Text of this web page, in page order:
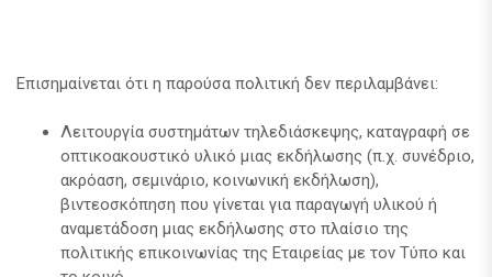
Επισημαίνεται ότι η παρούσα πολιτική δεν περιλαμβάνει:
Λειτουργία συστημάτων τηλεδιάσκεψης, καταγραφή σε
οπτικοακουστικό υλικό μιας εκδήλωσης (π.χ. συνέδριο,
ακρόαση, σεμινάριο, κοινωνική εκδήλωση),
βιντεοσκόπηση που γίνεται για παραγωγή υλικού ή
αναμετάδοση μιας εκδήλωσης στο πλαίσιο της
πολιτικής επικοινωνίας της Εταιρείας με τον Τύπο και